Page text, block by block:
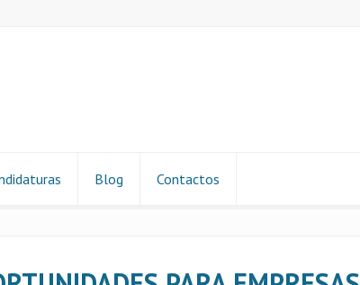
Blog Contactos